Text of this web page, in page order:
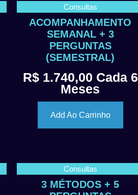
Consultas
ACOMPANHAMENTO
SEMANAL + 3
PERGUNTAS
(SEMESTRAL)
R$1.740,00 Cada 6
Meses
Add Ao Carrinho
Consultas
3 MÉTODOS + 5